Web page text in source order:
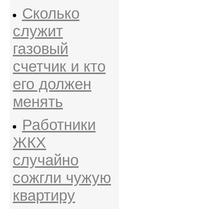
Сколько
служит
газовый
счетчик и кто
его должен
менять
Работники
ЖКХ
случайно
сожгли чужую
квартиру